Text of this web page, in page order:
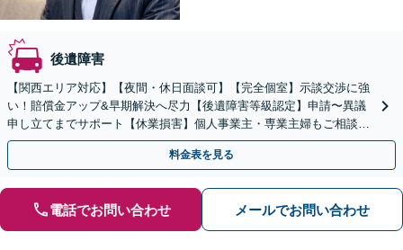
後遺障害
【関西エリア対応】【夜間・休日面談可】【完全個室】示談交渉に強
い！賠償金アップ&早期解決へ尽力【後遺障害等級認定】申請〜異議
申し立てまでサポート【休業損害】個人事業主・専業主婦もご相談
を！弁護士費用特約の利用で自己負担ゼロに
料金表を見る
電話でお問い合わせ メールでお問い合わせ